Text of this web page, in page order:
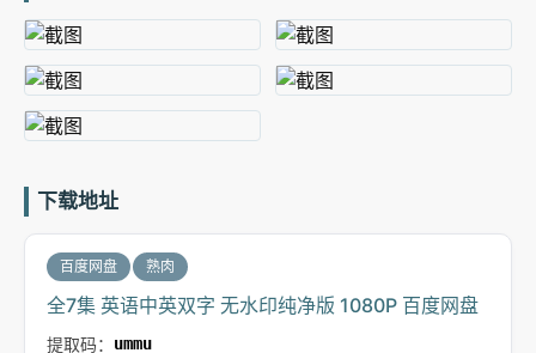
下载地址
百度网盘 熟肉
全7集 英语中英双字 无水印纯净版 1080P 百度网盘
提取码： ummu